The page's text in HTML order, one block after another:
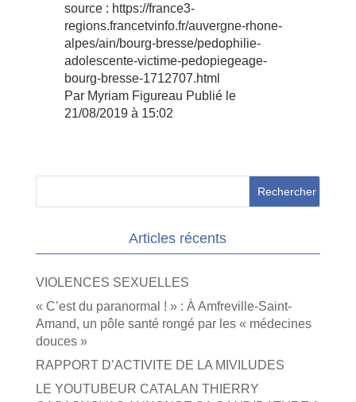
source : https://france3-
regions.francetvinfo.fr/auvergne-rhone-
alpes/ain/bourg-bresse/pedophilie-
adolescente-victime-pedopiegeage-
bourg-bresse-1712707.html
Par Myriam Figureau Publié le
21/08/2019 à 15:02
Articles récents
VIOLENCES SEXUELLES
« C’est du paranormal ! » : À Amfreville-Saint-
Amand, un pôle santé rongé par les « médecines
douces »
RAPPORT D’ACTIVITE DE LA MIVILUDES
LE YOUTUBEUR CATALAN THIERRY